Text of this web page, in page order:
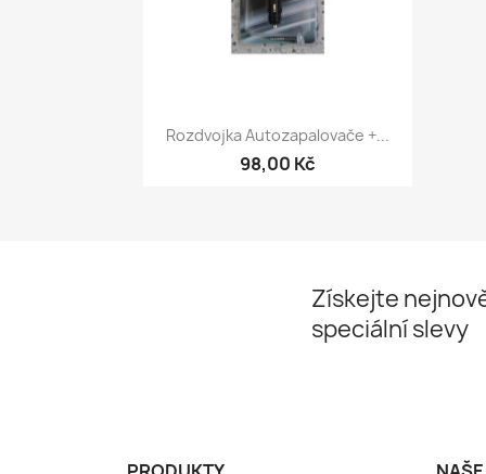
Rychlý náhled
Rozdvojka Autozapalovače +...
98,00 Kč
Získejte
speciální slevy